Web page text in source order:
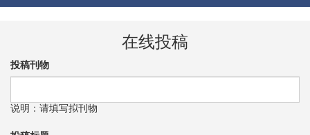
在线投稿
投稿刊物
说明：请填写拟刊物